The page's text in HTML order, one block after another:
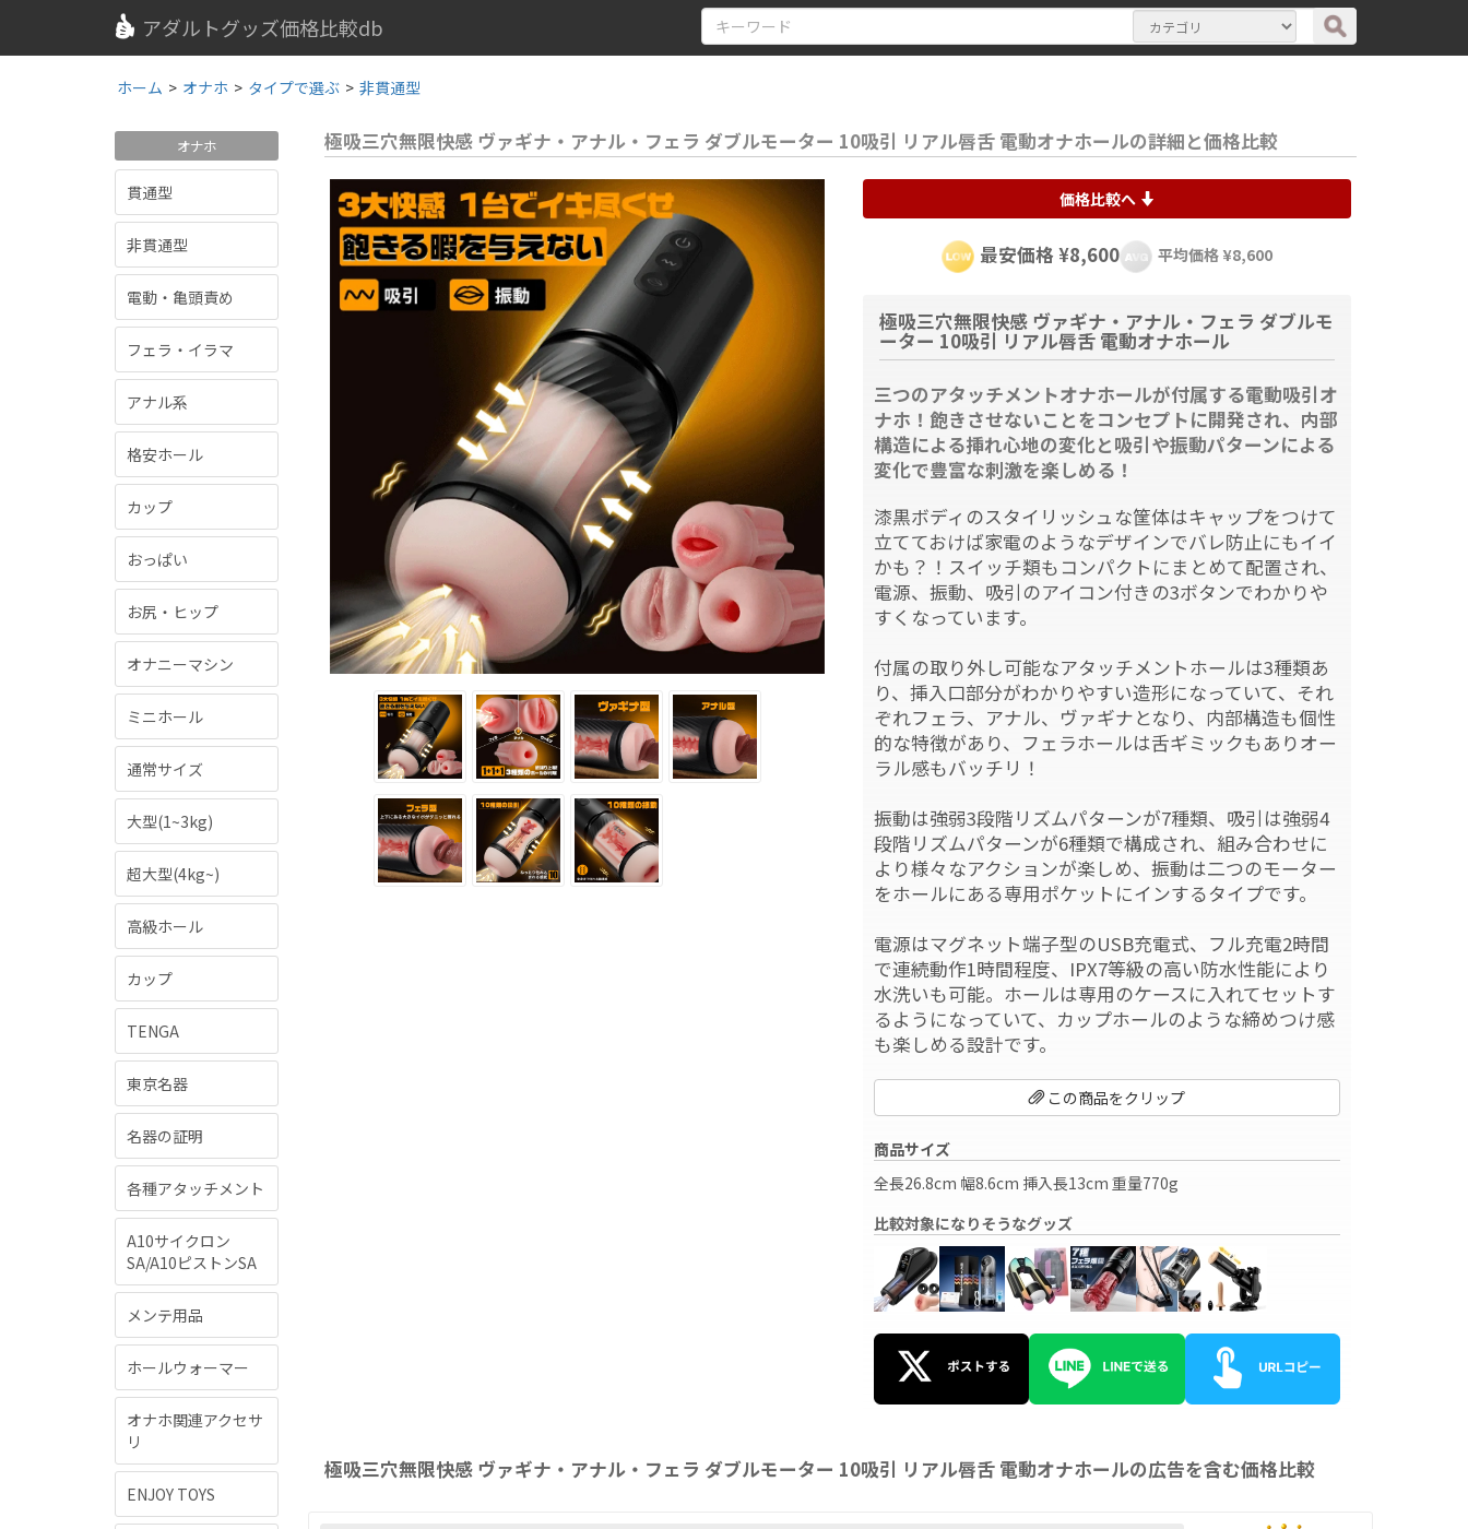
アダルトグッズ価格比較db
ホーム > オナホ > タイプで選ぶ > 非貫通型
オナホ
貫通型
非貫通型
電動・亀頭責め
フェラ・イラマ
アナル系
格安ホール
カップ
おっぱい
お尻・ヒップ
オナニーマシン
ミニホール
通常サイズ
大型(1~3kg)
超大型(4kg~)
高級ホール
カップ
TENGA
東京名器
名器の証明
各種アタッチメント
A10サイクロン
SA/A10ピストンSA
メンテ用品
ホールウォーマー
オナホ関連アクセサ
リ
ENJOY TOYS
極吸三穴無限快感 ヴァギナ・アナル・フェラ ダブルモーター 10吸引 リアル唇舌 電動オナホールの詳細と価格比較
価格比較へ
最安価格 ¥8,600 平均価格 ¥8,600
極吸三穴無限快感 ヴァギナ・アナル・フェラ ダブルモ
ーター 10吸引 リアル唇舌 電動オナホール
三つのアタッチメントオナホールが付属する電動吸引オ
ナホ！飽きさせないことをコンセプトに開発され、内部
構造による挿れ心地の変化と吸引や振動パターンによる
変化で豊富な刺激を楽しめる！
漆黒ボディのスタイリッシュな筐体はキャップをつけて
立てておけば家電のようなデザインでバレ防止にもイイ
かも？！スイッチ類もコンパクトにまとめて配置され、
電源、振動、吸引のアイコン付きの3ボタンでわかりや
すくなっています。
付属の取り外し可能なアタッチメントホールは3種類あ
り、挿入口部分がわかりやすい造形になっていて、それ
ぞれフェラ、アナル、ヴァギナとなり、内部構造も個性
的な特徴があり、フェラホールは舌ギミックもありオー
ラル感もバッチリ！
振動は強弱3段階リズムパターンが7種類、吸引は強弱4
段階リズムパターンが6種類で構成され、組み合わせに
より様々なアクションが楽しめ、振動は二つのモーター
をホールにある専用ポケットにインするタイプです。
電源はマグネット端子型のUSB充電式、フル充電2時間
で連続動作1時間程度、IPX7等級の高い防水性能により
水洗いも可能。ホールは専用のケースに入れてセットす
るようになっていて、カップホールのような締めつけ感
も楽しめる設計です。
この商品をクリップ
商品サイズ
全長26.8cm 幅8.6cm 挿入長13cm 重量770g
比較対象になりそうなグッズ
極吸三穴無限快感 ヴァギナ・アナル・フェラ ダブルモーター 10吸引 リアル唇舌 電動オナホールの広告を含む価格比較